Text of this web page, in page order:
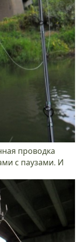
проводка
с паузами. И